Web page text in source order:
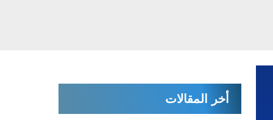
أخر المقالات